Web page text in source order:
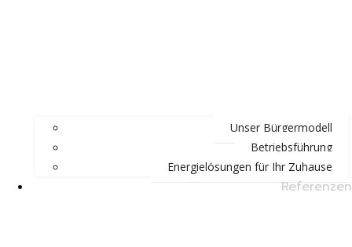
Unser Bürgermodell
Betriebsführung
Energielösungen für Ihr Zuhause
Referenzen